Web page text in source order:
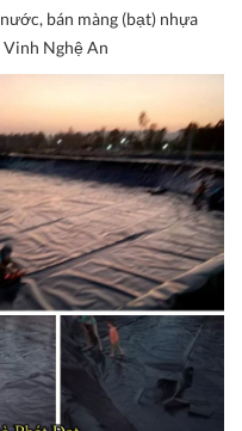
bán màng (bạt) nhựa
Nghệ An